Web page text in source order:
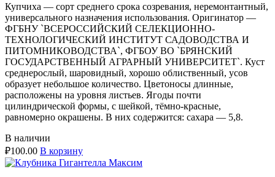
Купчиха — сорт среднего срока созревания, неремонтантный,
универсального назначения использования. Оригинатор —
ФГБНУ `ВСЕРОССИЙСКИЙ СЕЛЕКЦИОННО-
ТЕХНОЛОГИЧЕСКИЙ ИНСТИТУТ САДОВОДСТВА И
ПИТОМНИКОВОДСТВА`, ФГБОУ ВО `БРЯНСКИЙ
ГОСУДАРСТВЕННЫЙ АГРАРНЫЙ УНИВЕРСИТЕТ`. Куст
среднерослый, шаровидный, хорошо облиственный, усов
образует небольшое количество. Цветоносы длинные,
расположены на уровня листьев. Ягоды почти
цилиндрической формы, с шейкой, тёмно-красные,
равномерно окрашены. В них содержится: сахара — 5,8.
В наличии
₽100.00 В корзину